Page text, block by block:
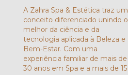
A Zahra Spa & Estética traz um
conceito diferenciado unindo o
melhor da ciência e da
tecnologia aplicada à Beleza e
Bem-Estar. Com uma
experiência familiar de mais de
30 anos em Spa e a mais de 15